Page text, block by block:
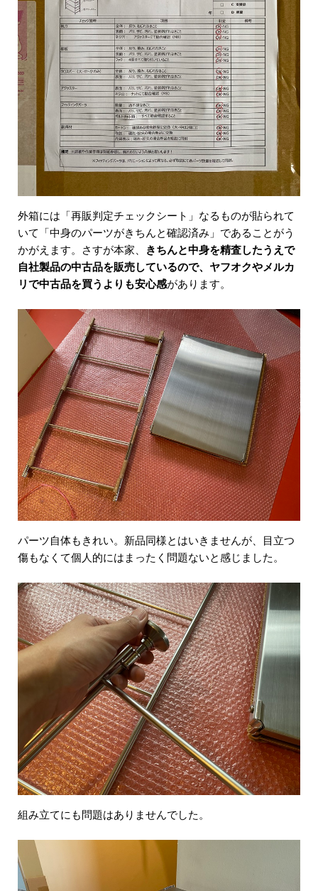
外箱には「再販判定チェックシート」なるものが貼られて
いて「中身のパーツがきちんと確認済み」であることがう
かがえます。さすが本家、
きちんと中身を精査したうえで
自社製品の中古品を販売しているので、ヤフオクやメルカ
リで中古品を買うよりも安心感があります。
パーツ自体もきれい。新品同様とはいきませんが、目立つ
傷もなくて個人的にはまったく問題ないと感じました。
組み立てにも問題はありませんでした。